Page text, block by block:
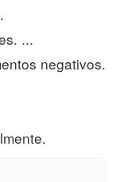
...
negativos.